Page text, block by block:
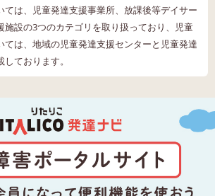
ては、児童発達支援事業所、放課後等デイサー
施設の3つのカテゴリを取り扱っており、児童
ては、地域の児童発達支援センターと児童発達
ております。